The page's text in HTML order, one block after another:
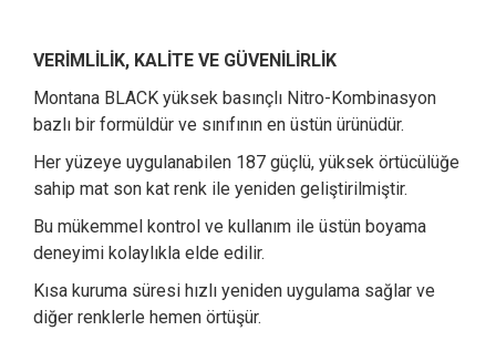
VERİMLİLİK, KALİTE VE GÜVENİLİRLİK
Montana BLACK yüksek basınçlı Nitro-Kombinasyon
bazlı bir formüldür ve sınıfının en üstün ürünüdür.
Her yüzeye uygulanabilen 187 güçlü, yüksek örtücülüğe
sahip mat son kat renk ile yeniden geliştirilmiştir.
Bu mükemmel kontrol ve kullanım ile üstün boyama
deneyimi kolaylıkla elde edilir.
Kısa kuruma süresi hızlı yeniden uygulama sağlar ve
diğer renklerle hemen örtüşür.